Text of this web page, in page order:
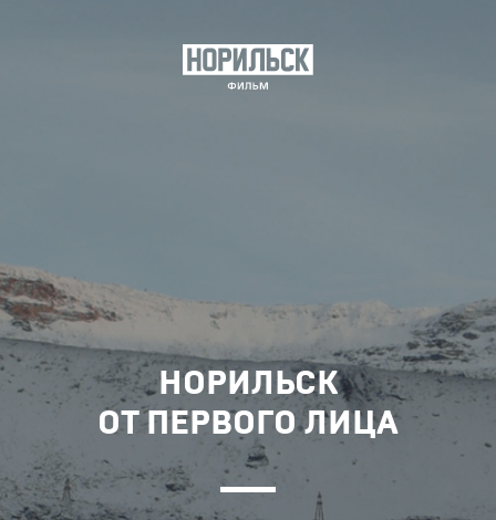
НОРИЛЬСК
ОТ ПЕРВОГО ЛИЦА